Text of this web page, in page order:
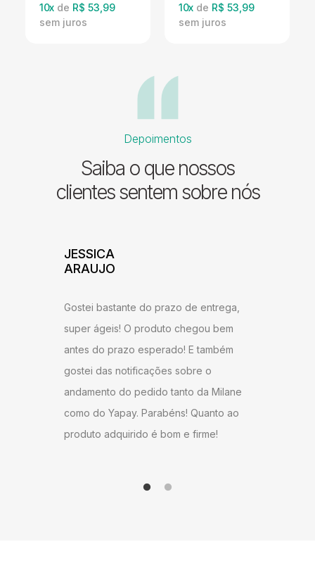
10x de R$ 53,99 10x de R$ 53,99
Depoimentos
Saiba o que nossos
clientes sentem sobre nós
JESSICA
ARAUJO
Gostei bastante do prazo de entrega,
super ágeis! O produto chegou bem
antes do prazo esperado! E também
gostei das notificações sobre o
andamento do pedido tanto da Milane
como do Yapay. Parabéns! Quanto ao
produto adquirido é bom e firme!